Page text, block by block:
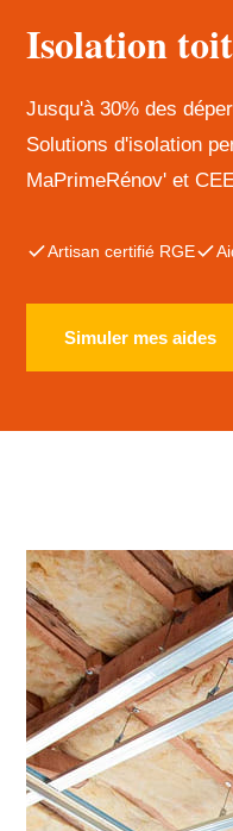
Isolation
Jusqu'à 30% des
Solutions d'isolation
MaPrimeRénov' et
Artisan certifié RGE
Simuler mes aides